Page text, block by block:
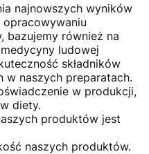
najnowszych wyników
bazujemy również na
ludowej
składników
w naszych preparatach.
w produkcji,
diety.
produktów jest
naszych produktów.